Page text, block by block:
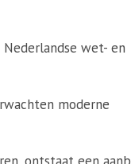
wet- en
moderne